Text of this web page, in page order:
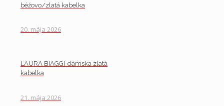
béžovo/zlatá kabelka
20. mája 2026
LAURA BIAGGI-dámska zlatá
kabelka
21. mája 2026